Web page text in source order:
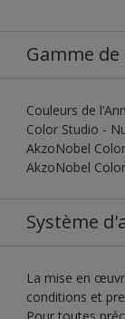
Gamme
Couleurs de
Color Studio -
AkzoNobel
AkzoNobel
Système
La mise en
conditions et